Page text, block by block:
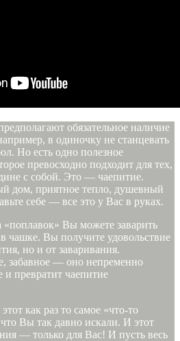
обязательное наличие
в одиночку не станцевать
Но есть одно полезное
превосходно подходит для тех,
с собой. Это — чаепитие.
дом, приятное тепло, душевный
себе — все это у Вас в руках.
Вы можете заварить
чашке. Вы получите удовольствие
но и от заваривания.
забавное — оно непременно
превратит чаепитие
как раз то самое «что-то
Вы так давно искали. И этот
— только для Вас! И пусть весь